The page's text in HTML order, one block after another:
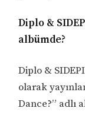
Diplo &
albümde?
Diplo &
olarak
Dance?” adlı